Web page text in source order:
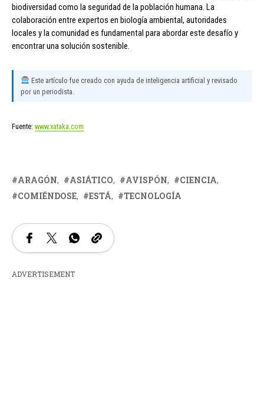
biodiversidad como la seguridad de la población humana. La
colaboración entre expertos en biología ambiental, autoridades
locales y la comunidad es fundamental para abordar este desafío y
encontrar una solución sostenible.
Este artículo fue creado con ayuda de inteligencia artificial y revisado
por un periodista.
Fuente: www.xataka.com
ARAGÓN ASIÁTICO AVISPÓN
CIENCIA
COMIÉNDOSE
ESTÁ TECNOLOGÍA
ADVERTISEMENT